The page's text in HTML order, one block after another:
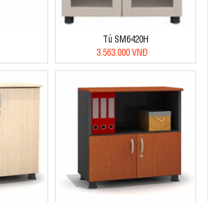
Tủ SM6420H
3.563.000 VNĐ